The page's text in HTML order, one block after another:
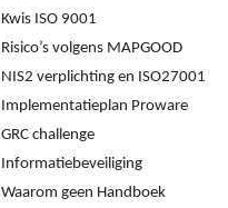
Kwis ISO 9001
Risico’s volgens MAPGOOD
NIS2 verplichting en ISO27001
Implementatieplan Proware
GRC challenge
Informatiebeveiliging
Waarom geen Handboek